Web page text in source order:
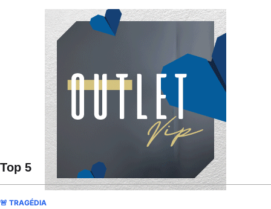
Top 5
🚨 TRAGÉDIA